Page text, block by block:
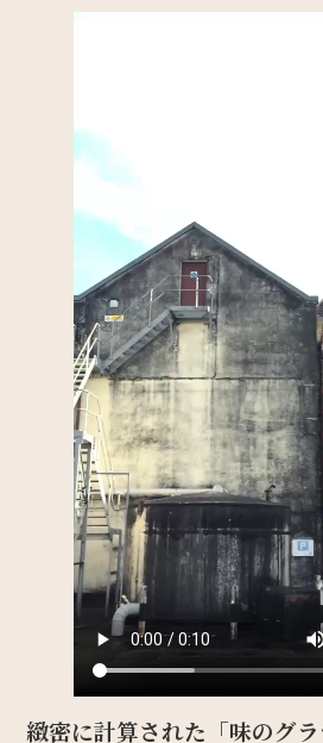
緻密に計算された「味のグラ